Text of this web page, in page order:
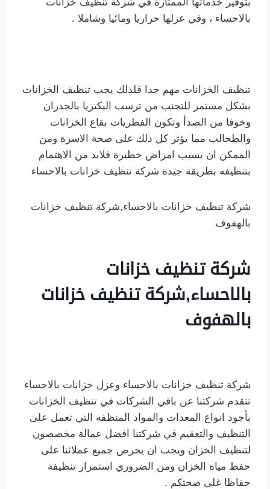
بالاحساء ، وفي عزلها حراريا ومائيا وشاملا .
تنظيف الخزانات مهم جدا فلذلك يجب تنظيف الخزانات
بشكل مستمر للتجنب من ترسب البكتريا بالجدران
وخوفا من الصدأ وتكون الفطريات بقاع الخزانات
والطحالب مما يؤثر كل ذلك على صحة الاسرة ومن
الممكن ان يسبب امراض خطيرة فلابد من الاهتمام
بتنظيفه بطريقة جيدة شركة تنظيف خزانات بالاحساء
شركة تنظيف خزانات بالاحساء,شركة تنظيف خزانات
بالهفوف
شركة تنظيف خزانات
بالاحساء,شركة تنظيف خزانات
بالهفوف
شركة تنظيف خزانات بالاحساء وعزل خزانات بالاحساء
تتقدم شركتنا عن باقي الشركات في تنظيف الخزانات
بأجود انواع المعدات والمواد المنظفه التي تعمل على
التنظيف والتعقيم في شركتنا افضل عمالة مخصصون
لتنظيف الخزان ويجب ان يحرص جميع عملائنا على
حفظ مياة الخزان ومن الضروري استمرار تنظيفة
حفاظا غلى صحتكم .